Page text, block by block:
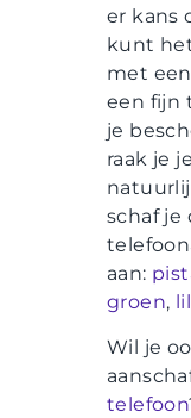
er kans
kunt
met
een fijn
je
raak je
schaf je
aan:
groen,
Wil je
telefoon